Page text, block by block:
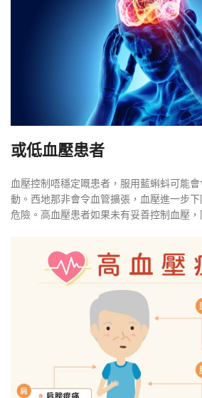
或低血壓患者
血壓控制唔穩定嘅患者，服用藍蝌蚪可能
動。西地那非會令血管擴張，血壓進一步
危險。高血壓患者如果未有妥善控制血壓，